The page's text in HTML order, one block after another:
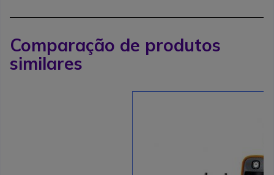
Comparação de produtos
similares